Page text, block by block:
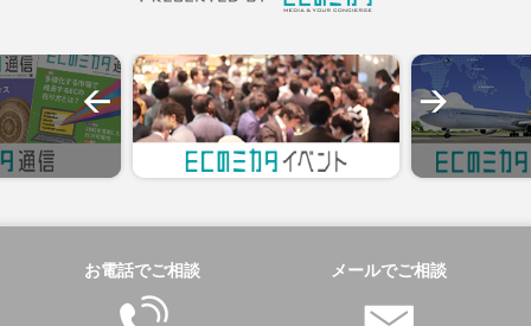
お電話でご相談 メールでご相談